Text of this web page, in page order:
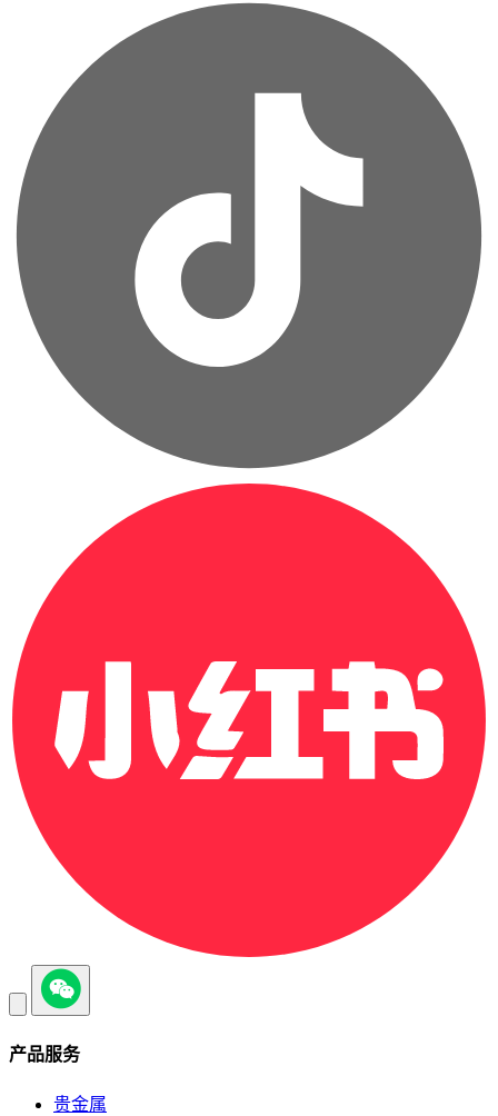
产品服务
贵金属